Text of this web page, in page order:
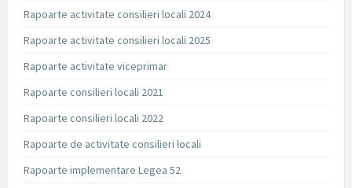
Rapoarte activitate consilieri locali 2024
Rapoarte activitate consilieri locali 2025
Rapoarte activitate viceprimar
Rapoarte consilieri locali 2021
Rapoarte consilieri locali 2022
Rapoarte de activitate consilieri locali
Rapoarte implementare Legea 52